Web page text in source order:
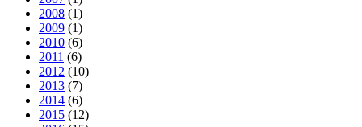
2008 (1)
2009 (1)
2010 (6)
2011 (6)
2012 (10)
2013 (7)
2014 (6)
2015 (12)